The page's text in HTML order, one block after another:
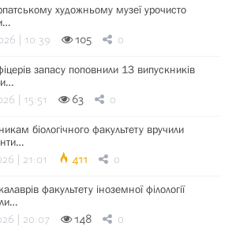
художньому музеї урочисто
| 10:39 105 0
запасу поповнили 13 випускників
| 15:51 63 0
біологічного факультету вручили
| 21:01 411 0
факультету іноземної філології
| 20:07 148 0